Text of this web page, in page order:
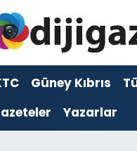
Güney Kıbrıs
Yazarlar